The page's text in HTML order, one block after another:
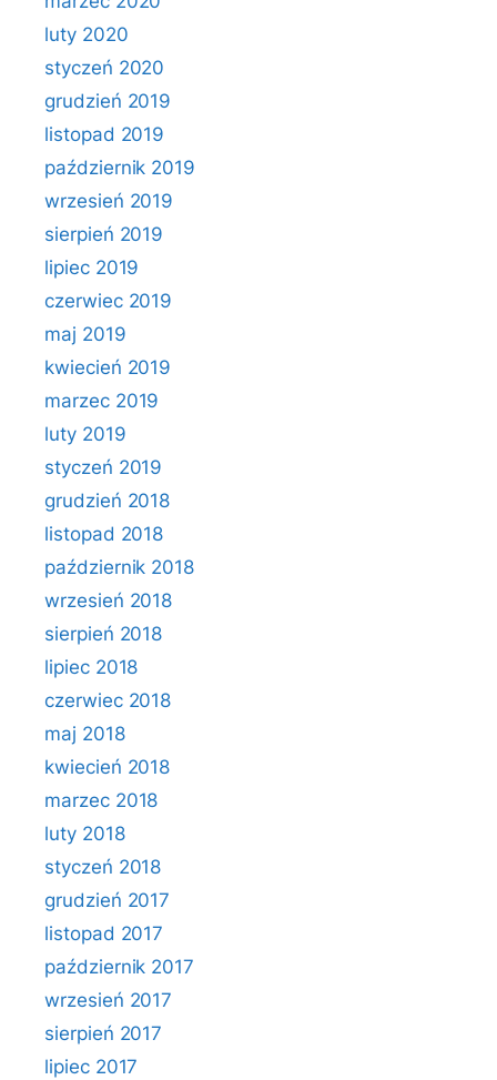
luty 2020
styczeń 2020
grudzień 2019
listopad 2019
październik 2019
wrzesień 2019
sierpień 2019
lipiec 2019
czerwiec 2019
maj 2019
kwiecień 2019
marzec 2019
luty 2019
styczeń 2019
grudzień 2018
listopad 2018
październik 2018
wrzesień 2018
sierpień 2018
lipiec 2018
czerwiec 2018
maj 2018
kwiecień 2018
marzec 2018
luty 2018
styczeń 2018
grudzień 2017
listopad 2017
październik 2017
wrzesień 2017
sierpień 2017
lipiec 2017